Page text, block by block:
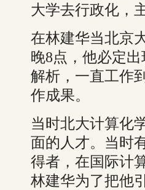
大学去行政化，
在林建华当北京
晚8点，他必定
解析，一直工作
作成果。
当时北大计算化
面的人才。当时
得者，在国际计
林建华为了把他